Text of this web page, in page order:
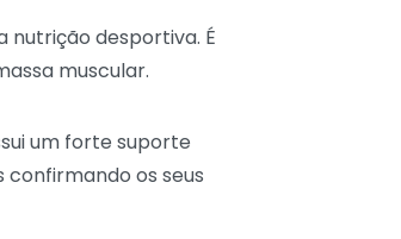
nutrição desportiva. É
muscular.
um forte suporte
os seus